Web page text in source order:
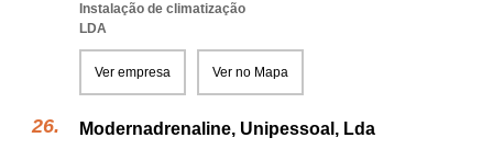
Instalação de climatização
LDA
Ver empresa Ver no Mapa
Modernadrenaline, Unipessoal, Lda